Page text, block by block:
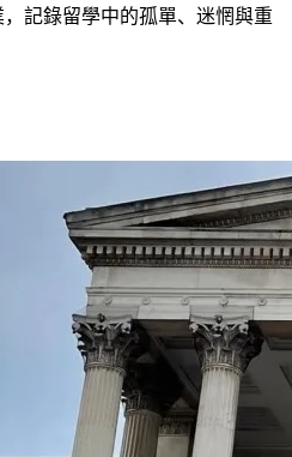
記錄留學中的孤單、迷惘與重